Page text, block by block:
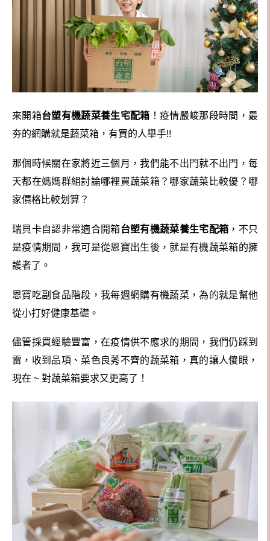
來開箱台塑有機蔬菜養生宅配箱 ！疫情嚴峻那段時間，最
夯的網購就是蔬菜箱，有買的人舉手!!
那個時候關在家將近三個月，我們能不出門就不出門，每
天都在媽媽群組討論哪裡買蔬菜箱？哪家蔬菜比較優？哪
家價格比較划算？
瑞貝卡自認非常適合開箱台塑有機蔬菜養生宅配箱 ，不只
是疫情期間，我可是從恩寶出生後，就是有機蔬菜箱的擁
護者了。
恩寶吃副食品階段，我每週網購有機蔬菜，為的就是幫他
從小打好健康基礎。
儘管採買經驗豐富，在疫情供不應求的期間，我們仍踩到
雷，收到品項、菜色良莠不齊的蔬菜箱，真的讓人傻眼，
現在 ~ 對蔬菜箱要求又更高了！